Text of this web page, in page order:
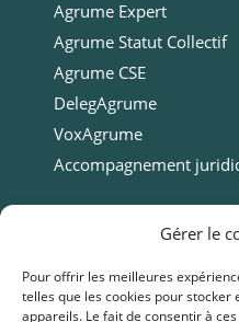
Gérer le
Pour offrir les meilleures
telles que les cookies pour
appareils. Le fait de consentir à
Agrume Expert
Agrume Statut Collectif
Agrume CSE
DelegAgrume
VoxAgrume
Accompagnement
Ressources
Webinars